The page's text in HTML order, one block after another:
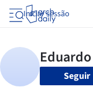
Iniciar sessão
Seguir